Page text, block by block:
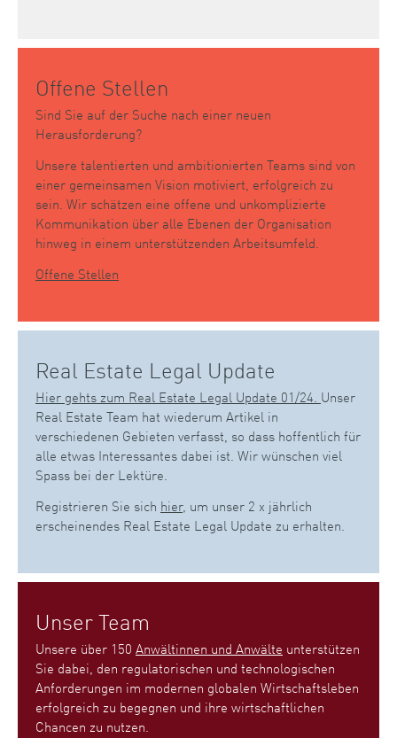
Offene Stellen
Sind Sie auf der Suche nach einer neuen
Herausforderung?
Unsere talentierten und ambitionierten Teams sind von
einer gemeinsamen Vision motiviert, erfolgreich zu
sein. Wir schätzen eine offene und unkomplizierte
Kommunikation über alle Ebenen der Organisation
hinweg in einem unterstützenden Arbeitsumfeld.
Offene Stellen
Real Estate Legal Update
Hier gehts zum Real Estate Legal Update 01/24. Unser
Real Estate Team hat wiederum Artikel in
verschiedenen Gebieten verfasst, so dass hoffentlich für
alle etwas Interessantes dabei ist. Wir wünschen viel
Spass bei der Lektüre.
Registrieren Sie sich hier, um unser 2 x jährlich
erscheinendes Real Estate Legal Update zu erhalten.
Unser Team
Unsere über 150 Anwältinnen und Anwälte unterstützen
Sie dabei, den regulatorischen und technologischen
Anforderungen im modernen globalen Wirtschaftsleben
erfolgreich zu begegnen und ihre wirtschaftlichen
Chancen zu nutzen.